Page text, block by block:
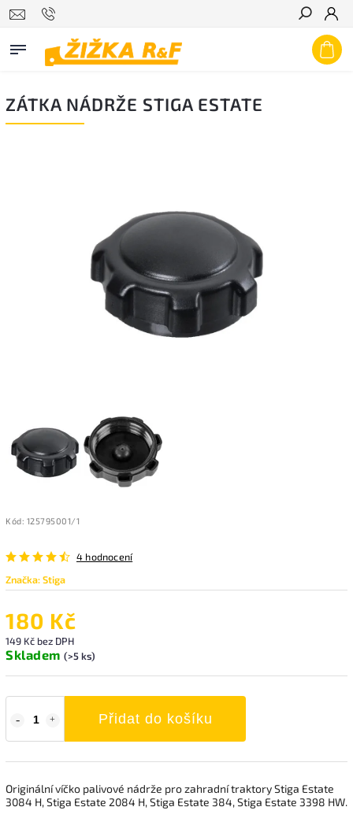
Hledat
ZÁTKA NÁDRŽE STIGA ESTATE
Kód: 125795001/1
4 hodnocení
Značka:Stiga
180 Kč
149 Kč bez DPH
Skladem (>5 ks)
Přidat do košíku
Originální víčko palivové nádrže pro zahradní traktory Stiga Estate
3084 H, Stiga Estate 2084 H, Stiga Estate 384, Stiga Estate 3398 HW.